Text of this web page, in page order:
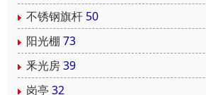
不锈钢旗杆 50
阳光棚 73
釆光房39
岗亭 32